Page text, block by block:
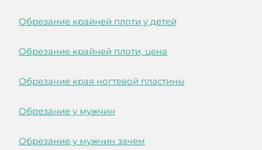
Обрезание крайней плоти у детей
Обрезание крайней плоти, цена
Обрезание края ногтевой пластины
Обрезание у мужчин
Обрезание у мужчин зачем